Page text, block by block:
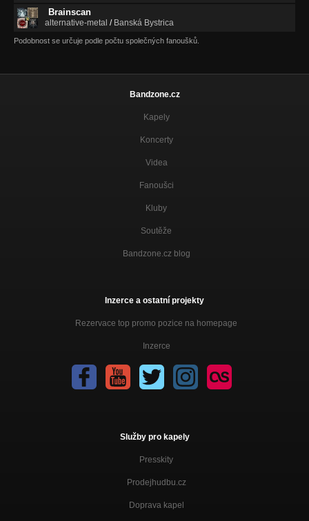
Brainscan
alternative-metal / Banská Bystrica
Podobnost se určuje podle počtu společných fanoušků.
Bandzone.cz
Kapely
Koncerty
Videa
Fanoušci
Kluby
Soutěže
Bandzone.cz blog
Inzerce a ostatní projekty
Rezervace top promo pozice na homepage
Inzerce
Služby pro kapely
Presskity
Prodejhudbu.cz
Doprava kapel